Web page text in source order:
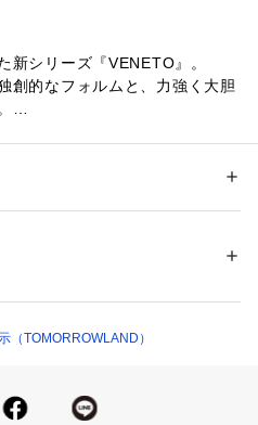
新シリーズ『VENETO』。
創的なフォルムと、力強く大胆
のアクセントが加わり、装いに
られたバッグブランド。
でいる。
（TOMORROWLAND）